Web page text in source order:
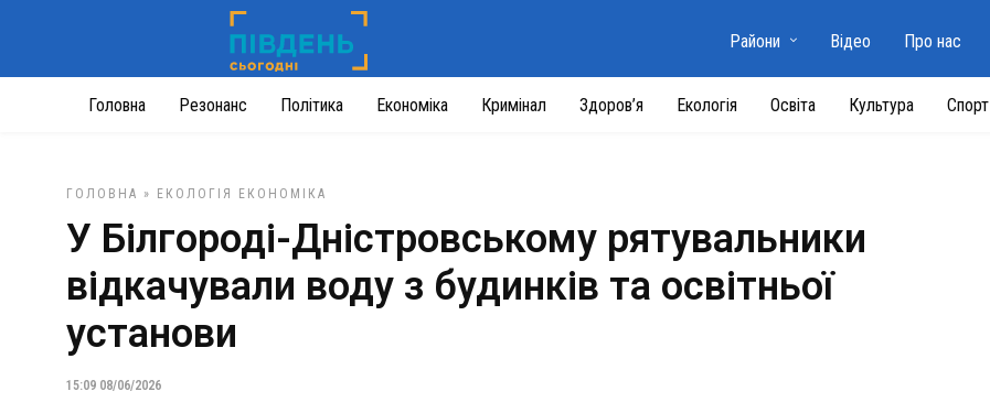
Головна Резонанс Політика Економіка Кримінал Здоров’я Екологія Освіта Культура Спорт
Райони Відео Про нас
ГОЛОВНА » ЕКОЛОГІЯ ЕКОНОМІКА
У Білгороді-Дністровському рятувальники
відкачували воду з будинків та освітньої
установи
15:09 08/06/2026